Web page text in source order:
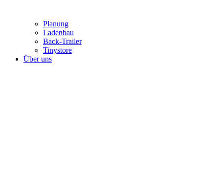
Planung
Ladenbau
Back-Trailer
Tinystore
Über uns